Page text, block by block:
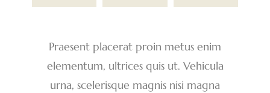
Praesent placerat proin metus enim
elementum, ultrices quis ut. Vehicula
urna, scelerisque magnis nisi magna